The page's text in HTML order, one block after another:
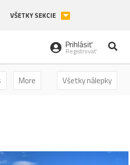
VŠETKY SEKCIE
Prihlásiť
Registrovať
Všetky nálepky
More